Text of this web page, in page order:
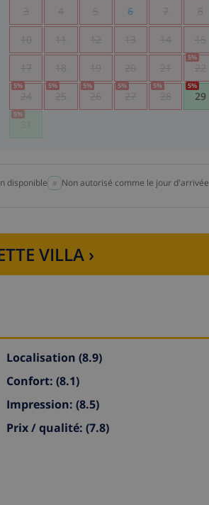
3 4 5 6 7 8
10 11 12 13 14 15
17 18 19 20 21 22
5%
24
5%
25
5%
26
5%
27
5%
28
5%
29
5%
5%
disponible Non autorisé comme le jour d'arrivée
VILLA ›
Localisation (8.9)
Confort: (8.1)
Impression: (8.5)
Prix / qualité: (7.8)